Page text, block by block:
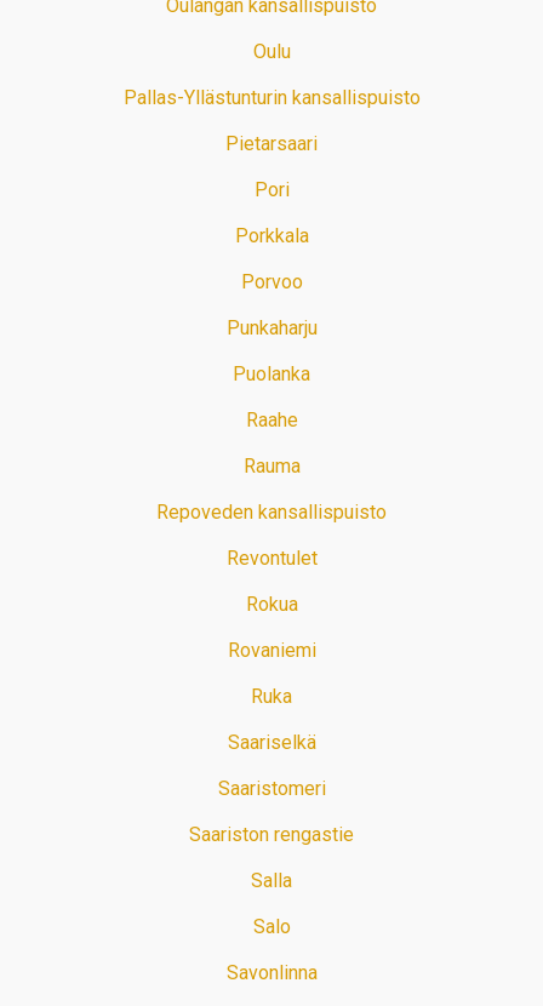
Oulangan kansallispuisto
Oulu
Pallas-Yllästunturin kansallispuisto
Pietarsaari
Pori
Porkkala
Porvoo
Punkaharju
Puolanka
Raahe
Rauma
Repoveden kansallispuisto
Revontulet
Rokua
Rovaniemi
Ruka
Saariselkä
Saaristomeri
Saariston rengastie
Salla
Salo
Savonlinna